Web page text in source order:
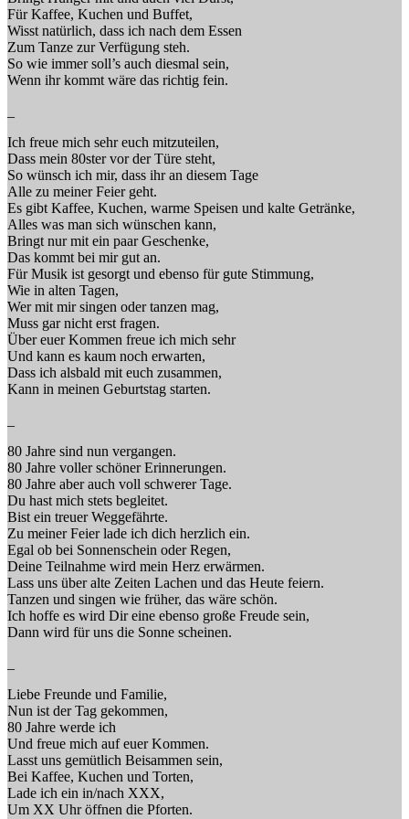
Für Kaffee, Kuchen und Buffet,
Wisst natürlich, dass ich nach dem Essen
Zum Tanze zur Verfügung steh.
So wie immer soll’s auch diesmal sein,
Wenn ihr kommt wäre das richtig fein.
Ich freue mich sehr euch mitzuteilen,
Dass mein 80ster vor der Türe steht,
So wünsch ich mir, dass ihr an diesem Tage
Alle zu meiner Feier geht.
Es gibt Kaffee, Kuchen, warme Speisen und kalte Getränke,
Alles was man sich wünschen kann,
Bringt nur mit ein paar Geschenke,
Das kommt bei mir gut an.
Für Musik ist gesorgt und ebenso für gute Stimmung,
Wie in alten Tagen,
Wer mit mir singen oder tanzen mag,
Muss gar nicht erst fragen.
Über euer Kommen freue ich mich sehr
Und kann es kaum noch erwarten,
Dass ich alsbald mit euch zusammen,
Kann in meinen Geburtstag starten.
80 Jahre sind nun vergangen.
80 Jahre voller schöner Erinnerungen.
80 Jahre aber auch voll schwerer Tage.
Du hast mich stets begleitet.
Bist ein treuer Weggefährte.
Zu meiner Feier lade ich dich herzlich ein.
Egal ob bei Sonnenschein oder Regen,
Deine Teilnahme wird mein Herz erwärmen.
Lass uns über alte Zeiten Lachen und das Heute feiern.
Tanzen und singen wie früher, das wäre schön.
Ich hoffe es wird Dir eine ebenso große Freude sein,
Dann wird für uns die Sonne scheinen.
Liebe Freunde und Familie,
Nun ist der Tag gekommen,
80 Jahre werde ich
Und freue mich auf euer Kommen.
Lasst uns gemütlich Beisammen sein,
Bei Kaffee, Kuchen und Torten,
Lade ich ein in/nach XXX,
Um XX Uhr öffnen die Pforten.